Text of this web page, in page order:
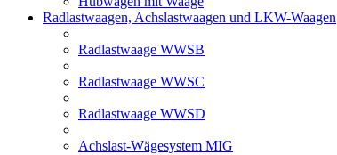
Radlastwaagen, Achslastwaagen und LKW-Waagen
Radlastwaage WWSB
Radlastwaage WWSC
Radlastwaage WWSD
Achslast-Wägesystem MIG